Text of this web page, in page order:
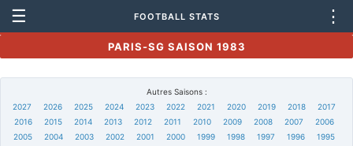
☰ FOOTBALL STATS ⋮
PARIS-SG SAISON 1983
Autres Saisons :
2027
2026 2025 2024 2023 2022 2021 2020 2019 2018
2017
2016
2015 2014 2013 2012 2011 2010 2009 2008 2007
2006
2005
2004 2003 2002 2001 2000 1999 1998 1997 1996
1995